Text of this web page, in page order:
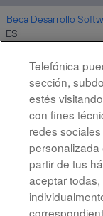
Beca Desarrollo
ES
Telefónica
sección,
estés
con fines
redes
partir de tus
aceptar